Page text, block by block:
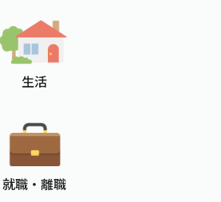
生活
就職 ・ 離職